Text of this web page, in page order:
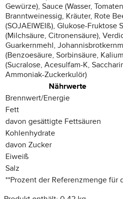
Gewürze), Sauce (Wasser,
Branntweinessig, Kräuter, Rote
(SOJAEIWEIß), Glukose-Fruktose
(Milchsäure, Citronensäure),
Guarkernmehl,
(Benzoesäure, Sorbinsäure,
(Sucralose, Acesulfam-K,
Ammoniak-Zuckerkulör)
Nährwerte
Brennwert/Energie
Fett
davon gesättigte Fettsäuren
Kohlenhydrate
davon Zucker
Eiweiß
Salz
**Prozent der Referenzmenge für